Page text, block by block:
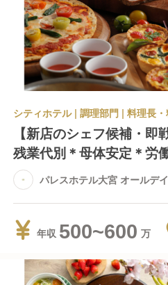
【新店のシェフ候補・即
残業代別＊母体安定＊労
パレスホテル大宮 オールデ
年収 500~600